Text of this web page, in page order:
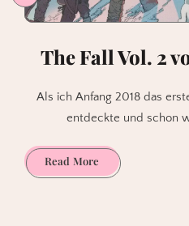
The Fall Vol. 2
Als ich Anfang 2018 das
entdeckte und schon
Read MoreThe
Fall